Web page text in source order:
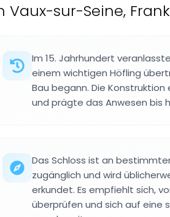
sur-Seine,
Im 15. Jahrhundert
einem wichtigen Höfling
Bau begann. Die
und prägte das Anwesen bis
Das Schloss ist an
zugänglich und wird
erkundet. Es empfiehlt sich,
überprüfen und sich auf eine